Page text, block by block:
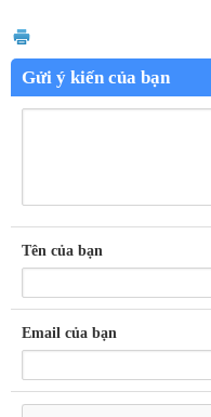
Gửi ý kiến của bạn
Tên của bạn
Email của bạn